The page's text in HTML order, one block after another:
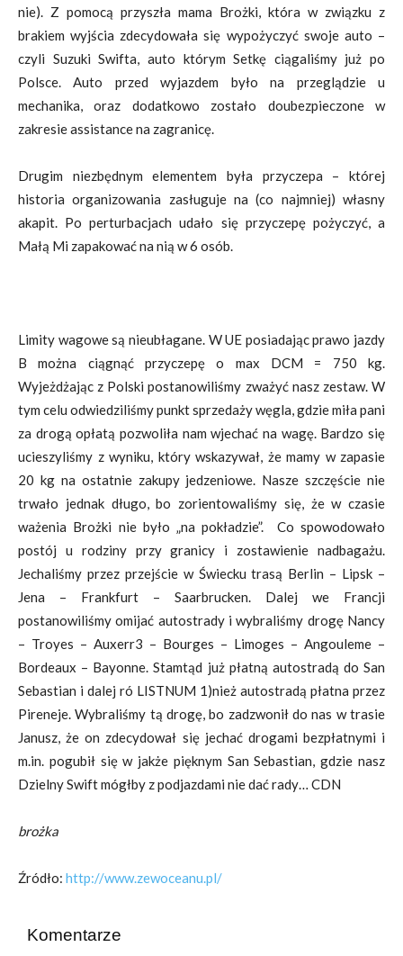
nie). Z pomocą przyszła mama Brożki, która w związku z
brakiem wyjścia zdecydowała się wypożyczyć swoje auto –
czyli Suzuki Swifta, auto którym Setkę ciągaliśmy już po
Polsce. Auto przed wyjazdem było na przeglądzie u
mechanika, oraz dodatkowo zostało doubezpieczone w
zakresie assistance na zagranicę.
Drugim niezbędnym elementem była przyczepa – której
historia organizowania zasługuje na (co najmniej) własny
akapit. Po perturbacjach udało się przyczepę pożyczyć, a
Małą Mi zapakować na nią w 6 osób.
Limity wagowe są nieubłagane. W UE posiadając prawo jazdy
B można ciągnąć przyczepę o max DCM = 750 kg.
Wyjeżdżając z Polski postanowiliśmy zważyć nasz zestaw. W
tym celu odwiedziliśmy punkt sprzedaży węgla, gdzie miła pani
za drogą opłatą pozwoliła nam wjechać na wagę. Bardzo się
ucieszyliśmy z wyniku, który wskazywał, że mamy w zapasie
20 kg na ostatnie zakupy jedzeniowe. Nasze szczęście nie
trwało jednak długo, bo zorientowaliśmy się, że w czasie
ważenia Brożki nie było „na pokładzie”. Co spowodowało
postój u rodziny przy granicy i zostawienie nadbagażu.
Jechaliśmy przez przejście w Świecku trasą Berlin – Lipsk –
Jena – Frankfurt – Saarbrucken. Dalej we Francji
postanowiliśmy omijać autostrady i wybraliśmy drogę Nancy
– Troyes – Auxerr3 – Bourges – Limoges – Angouleme –
Bordeaux – Bayonne. Stamtąd już płatną autostradą do San
Sebastian i dalej ró LISTNUM 1)nież autostradą płatna przez
Pireneje. Wybraliśmy tą drogę, bo zadzwonił do nas w trasie
Janusz, że on zdecydował się jechać drogami bezpłatnymi i
m.in. pogubił się w jakże pięknym San Sebastian, gdzie nasz
Dzielny Swift mógłby z podjazdami nie dać rady… CDN
brożka
Źródło: http://www.zewoceanu.pl/
Komentarze